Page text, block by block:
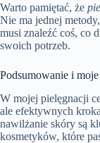
Warto pamiętać, że
Nie ma jednej
musi znaleźć coś, co
swoich potrzeb.
Podsumowanie i
W mojej pielęgnacji
ale efektywnych
nawilżanie skóry są
kosmetyków, które